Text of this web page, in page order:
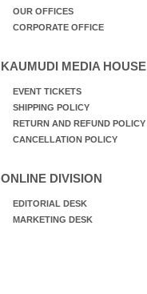
OUR OFFICES
CORPORATE OFFICE
KAUMUDI MEDIA HOUSE
EVENT TICKETS
SHIPPING POLICY
RETURN AND REFUND POLICY
CANCELLATION POLICY
ONLINE DIVISION
EDITORIAL DESK
MARKETING DESK